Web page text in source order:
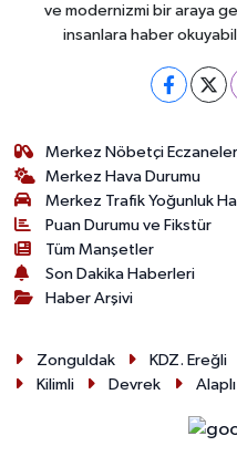
ve modernizmi bir araya
insanlara haber
Merkez Nöbetçi Eczaneler
Merkez Hava Durumu
Merkez Trafik Yoğunluk
Puan Durumu ve Fikstür
Tüm Manşetler
Son Dakika Haberleri
Haber Arşivi
Zonguldak KDZ. Ereğli
Kilimli
Devrek Alaplı